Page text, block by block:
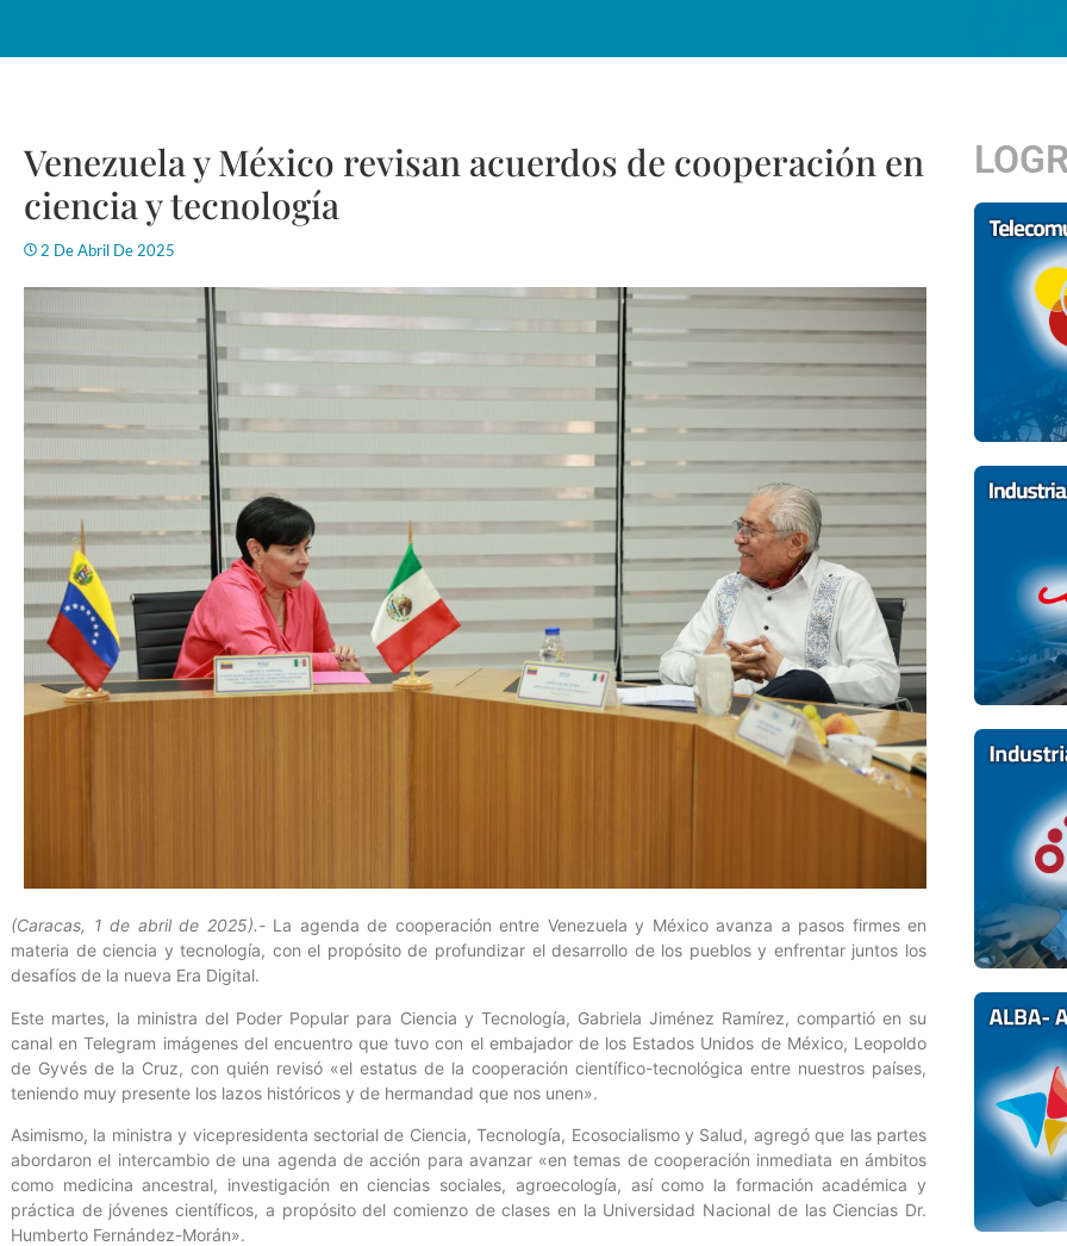
Venezuela y México revisan acuerdos de cooperación en
ciencia y tecnología
2 De Abril De 2025
(Caracas, 1 de abril de 2025).-La agenda de cooperación entre Venezuela y México avanza a pasos firmes en
materia de ciencia y tecnología, con el propósito de profundizar el desarrollo de los pueblos y enfrentar juntos los
desafíos de la nueva Era Digital.
Este martes, la ministra del Poder Popular para Ciencia y Tecnología, Gabriela Jiménez Ramírez, compartió en su
canal en Telegram imágenes del encuentro que tuvo con el embajador de los Estados Unidos de México, Leopoldo
de Gyvés de la Cruz, con quién revisó «el estatus de la cooperación científico-tecnológica entre nuestros países,
teniendo muy presente los lazos históricos y de hermandad que nos unen».
Asimismo, la ministra y vicepresidenta sectorial de Ciencia, Tecnología, Ecosocialismo y Salud, agregó que las partes
abordaron el intercambio de una agenda de acción para avanzar «en temas de cooperación inmediata en ámbitos
como medicina ancestral, investigación en ciencias sociales, agroecología, así como la formación académica y
práctica de jóvenes científicos, a propósito del comienzo de clases en la Universidad Nacional de las Ciencias Dr.
Humberto Fernández-Morán».